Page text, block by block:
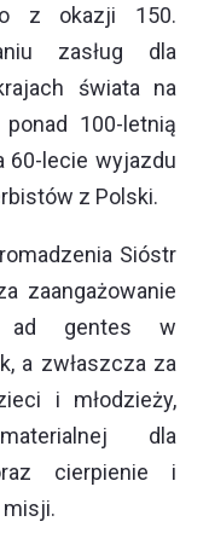
z okazji 150.
zasług dla
świata na
100-letnią
60-lecie wyjazdu
z Polski.
Sióstr
zaangażowanie
ad gentes w
a zwłaszcza za
i młodzieży,
dla
cierpienie i